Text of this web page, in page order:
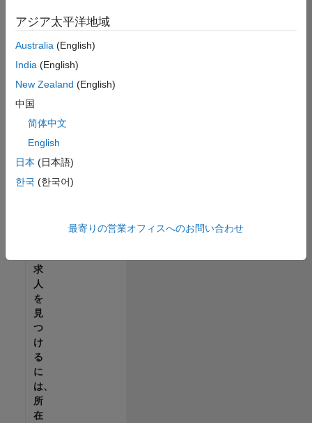
れ
い
ま
せ
ご
希
望
地
域
求
人
を
見
つ
け
る
に
は、
所
在
アジア太平洋地域
Australia (English)
India (English)
New Zealand (English)
中国
简体中文
English
日本 (日本語)
한국 (한국어)
最寄りの営業オフィスへのお問い合わせ